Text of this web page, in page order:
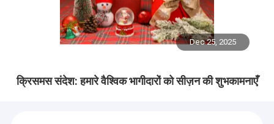
Dec 25, 2025
क्रिसमस संदेश: हमारे वैश्विक भागीदारों को सीज़न की शुभकामनाएँ